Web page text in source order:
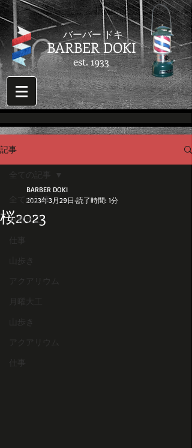
BARBER DOKI
est. 1933
​バーバー ドキ
記事
全ての記事
月曜大工
仕事
山歩き
アクアリウム
月曜大工
山歩き
アクアリウム
仕事
全ての記事
桜2023
BARBER DOKI
2023年3月29日 読了時間: 1分